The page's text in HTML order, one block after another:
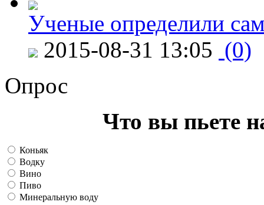
Ученые определили
2015-08-31 13:05 (0)
Опрос
Что вы пьете
Коньяк
Водку
Вино
Пиво
Минеральную воду